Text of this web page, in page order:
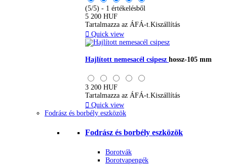
(5/5) - 1 értékelésből
5 200 HUF
Tartalmazza az ÁFÁ-t. Kiszállítás
 Quick view
Hajlított nemesacél csipesz hossz-105 mm
3 200 HUF
Tartalmazza az ÁFÁ-t.Kiszállítás
 Quick view
Fodrász és borbély eszközök
Fodrász és borbély eszközök
Borotvák
Borotvapengék